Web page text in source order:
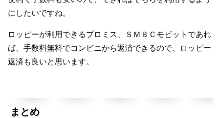
にしたいですね。
ロッピーが利用できるプロミス、ＳＭＢＣモビットであれ
ば、手数料無料でコンビニから返済できるので、ロッピー
返済も良いと思います。
まとめ